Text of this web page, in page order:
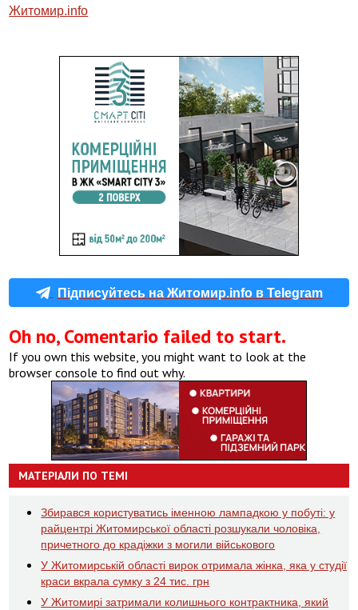
Житомир.info
Підписуйтесь на Житомир.info в Telegram
Oh no, Comentario failed to start.
If you own this website, you might want to look at the
browser console to find out why.
МАТЕРІАЛИ ПО ТЕМІ
Збирався користуватись іменною лампадкою у побуті: у
райцентрі Житомирської області розшукали чоловіка,
причетного до крадіжки з могили військового
У Житомирській області вирок отримала жінка, яка у студії
краси вкрала сумку з 24 тис. грн
У Житомирі затримали колишнього контрактника, який